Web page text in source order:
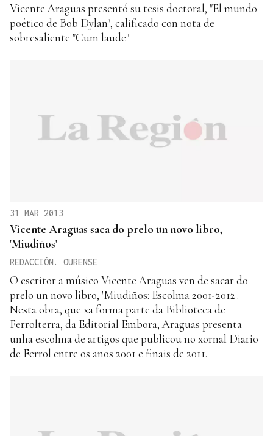
Vicente Araguas presentó su tesis doctoral, "El mundo
poético de Bob Dylan", calificado con nota de
sobresaliente "Cum laude"
31 MAR 2013
Vicente Araguas saca do prelo un novo libro,
'Miudiños'
REDACCIÓN. OURENSE
O escritor a músico Vicente Araguas ven de sacar do
prelo un novo libro, 'Miudiños: Escolma 2001-2012'.
Nesta obra, que xa forma parte da Biblioteca de
Ferrolterra, da Editorial Embora, Araguas presenta
unha escolma de artigos que publicou no xornal Diario
de Ferrol entre os anos 2001 e finais de 2011.